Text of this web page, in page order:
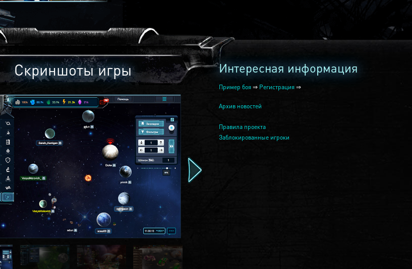
Скриншоты игры Интересная информация
Пример боя ⇒ Регистрация ⇒
Архив новостей
Правила проекта
Заблокированные игроки